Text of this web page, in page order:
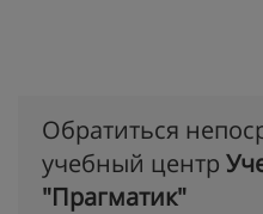
Обратиться
учебный центр
"Прагматик"